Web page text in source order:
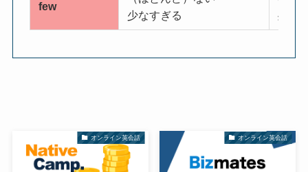
few
少なすぎる
残念
オンライン英会話 オンライン英会話